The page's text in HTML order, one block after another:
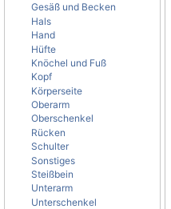
Gesäß und Becken
Hals
Hand
Hüfte
Knöchel und Fuß
Kopf
Körperseite
Oberarm
Oberschenkel
Rücken
Schulter
Sonstiges
Steißbein
Unterarm
Unterschenkel